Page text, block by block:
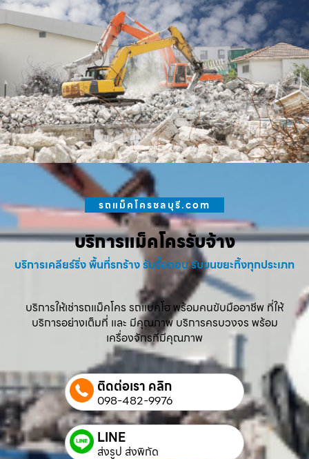
รถแม็คโครชลบุรี.com
บริการแม็คโครรับจ้าง
บริการเคลียร์ริ่ง พื้นที่รกร้าง รับรื้อถอน รับขนขยะทิ้งทุกประเภท
บริการให้เช่ารถแม็คโคร รถแบคโฮ พร้อมคนขับมืออาชีพ ที่ให้
บริการอย่างเต็มที่ และ มีคุณภาพ บริการครบวงจร พร้อม
เครื่องจักรที่มีคุณภาพ
ติดต่อเรา คลิก
098-482-9976
LINE
ส่งรูป ส่งพิกัด